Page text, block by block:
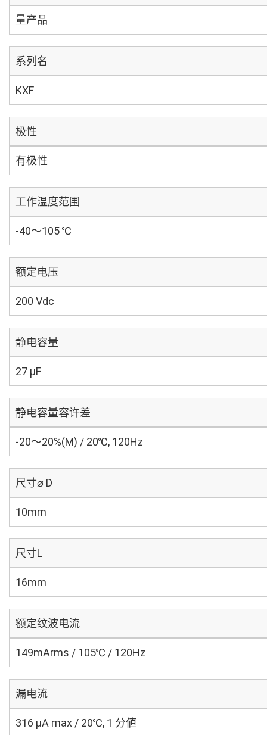
量产品
系列名
KXF
极性
有极性
工作温度范围
-40～105 ℃
额定电压
200 Vdc
静电容量
27 µF
静电容量容许差
-20～20%(M) / 20℃, 120Hz
尺寸⌀ D
10mm
尺寸L
16mm
额定纹波电流
149mArms / 105℃ / 120Hz
漏电流
316 μA max / 20℃, 1 分値